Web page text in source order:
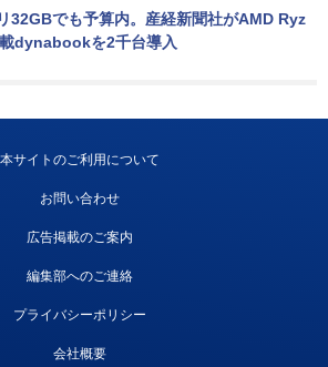
32GBでも予算内。産経新聞社がAMD Ryz
dynabookを2千台導入
本サイトのご利用について
お問い合わせ
広告掲載のご案内
編集部へのご連絡
プライバシーポリシー
会社概要